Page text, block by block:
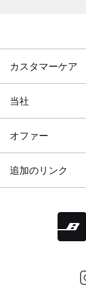
カスタマーケア
当社
オファー
追加のリンク